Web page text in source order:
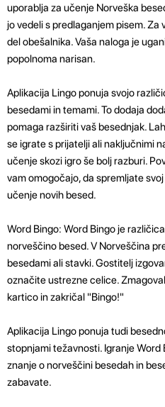
uporablja za učenje Norveška
jo vedeli s predlaganjem pisem.
del obešalnika. Vaša naloga je
popolnoma narisan.
Aplikacija Lingo ponuja svojo
besedami in temami. To dodaja
pomaga razširiti vaš besednjak.
se igrate s prijatelji ali naključnimi
učenje skozi igro še bolj razburi.
vam omogočajo, da spremljate
učenje novih besed.
Word Bingo: Word Bingo je
norveščino besed. V Norveščina
besedami ali stavki. Gostitelj
označite ustrezne celice.
kartico in zakričal "Bingo!"
Aplikacija Lingo ponuja tudi
stopnjami težavnosti. Igranje
znanje o norveščini besedah ​​in
zabavate.